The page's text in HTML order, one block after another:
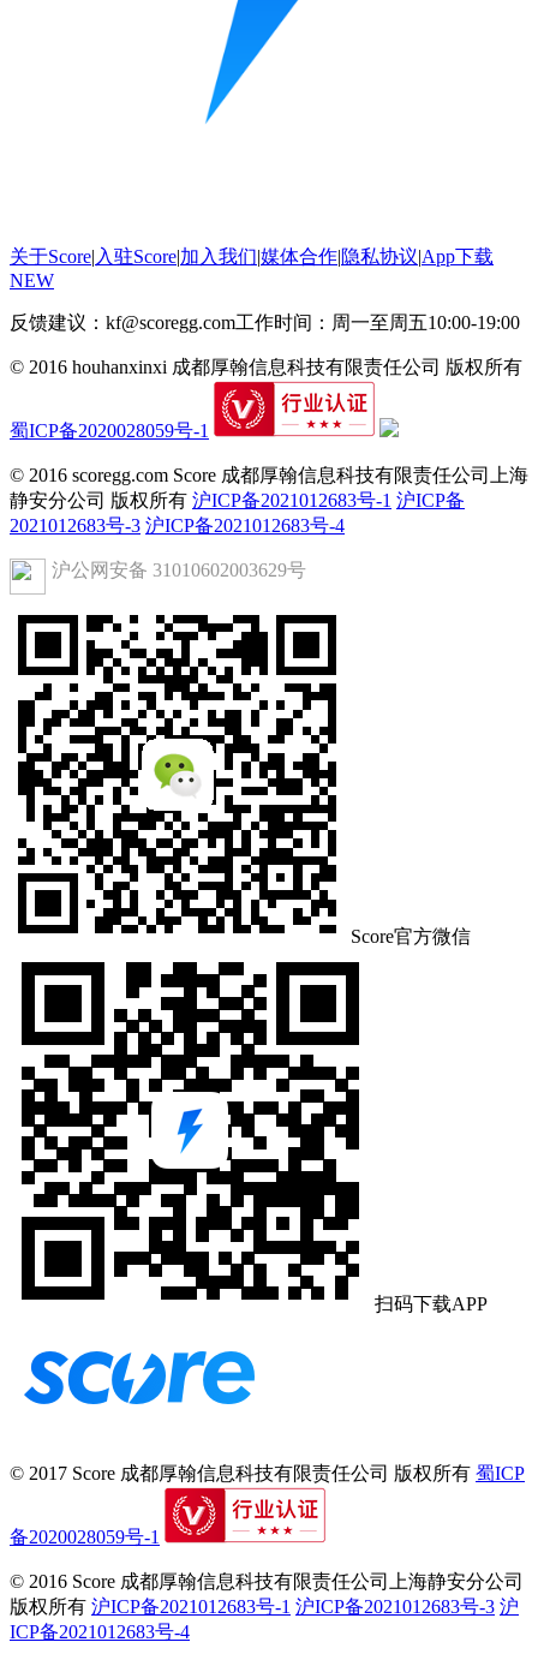
关于Score| 入驻Score|加入我们|媒体合作|隐私协议|App下载
NEW
反馈建议：kf@scoregg.com工作时间：周一至周五10:00-19:00
© 2016 houhanxinxi 成都厚翰信息科技有限责任公司 版权所有
蜀ICP备2020028059号-1
© 2016 scoregg.com Score 成都厚翰信息科技有限责任公司上海
静安分公司 版权所有 沪ICP备2021012683号-1 沪ICP备
2021012683号-3 沪ICP备2021012683号-4
沪公网安备 31010602003629号
Score官方微信
扫码下载APP
© 2017 Score 成都厚翰信息科技有限责任公司 版权所有 蜀ICP
备2020028059号-1
© 2016 Score 成都厚翰信息科技有限责任公司上海静安分公司
版权所有 沪ICP备2021012683号-1 沪ICP备2021012683号-3 沪
ICP备2021012683号-4